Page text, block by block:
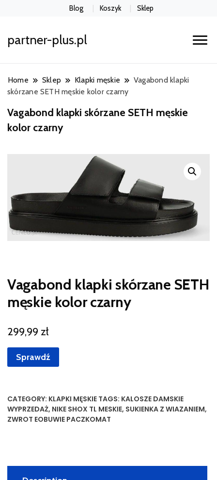
Blog Koszyk Sklep
partner-plus.pl
Home Sklep Klapki męskie
Vagabond klapki
skórzane SETH męskie kolor czarny
Vagabond klapki skórzane SETH męskie
kolor czarny
Vagabond klapki skórzane SETH
męskie kolor czarny
299,99 zł
Sprawdź
CATEGORY: KLAPKI MĘSKIE TAGS: KALOSZE DAMSKIE
WYPRZEDAŻ, NIKE SHOX TL MESKIE, SUKIENKA Z WIAZANIEM,
ZWROT EOBUWIE PACZKOMAT